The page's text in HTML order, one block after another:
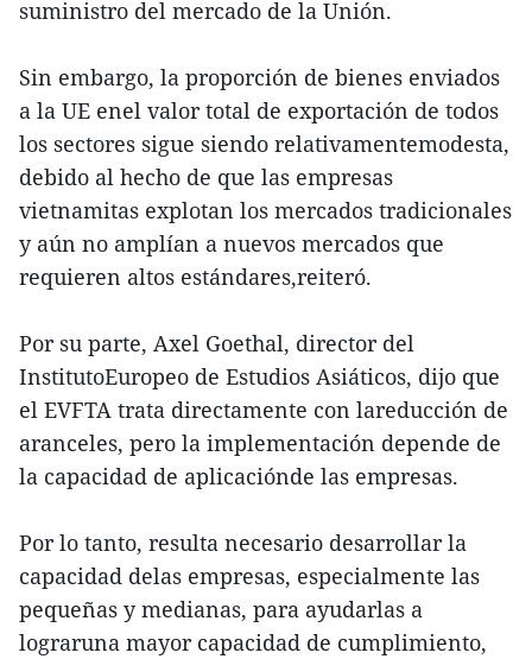
suministro del mercado de la Unión.
Sin embargo, la proporción de bienes enviados
a la UE enel valor total de exportación de todos
los sectores sigue siendo relativamentemodesta,
debido al hecho de que las empresas
vietnamitas explotan los mercados tradicionales
y aún no amplían a nuevos mercados que
requieren altos estándares,reiteró.
Por su parte, Axel Goethal, director del
InstitutoEuropeo de Estudios Asiáticos, dijo que
el EVFTA trata directamente con lareducción de
aranceles, pero la implementación depende de
la capacidad de aplicaciónde las empresas.
Por lo tanto, resulta necesario desarrollar la
capacidad delas empresas, especialmente las
pequeñas y medianas, para ayudarlas a
lograruna mayor capacidad de cumplimiento,